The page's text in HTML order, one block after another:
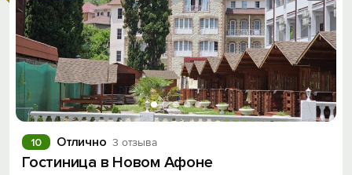
Отлично 3 отзыва
10
Гостиница в Новом Афоне